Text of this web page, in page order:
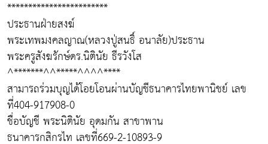
************************
ประธานฝ่ายสงฆ์
พระเทพมงคลญาณ(หลวงปู่สนธิ์ อนาลัย)ประธาน
พระครูสังฆรักษ์ดร.นิตินัย ธีรวังโส
^*******^^*****^^^^****
สามารถร่วมบุญได้โอยโอนผ่านบัญชีธนาคารไทยพานิชย์ เลข
ที่404-917908-0
ชื่อบัญชี พระนิตินัย อุดมกัน สาขาพาน
ธนาคารกสิกรไท เลขที่669-2-10893-9